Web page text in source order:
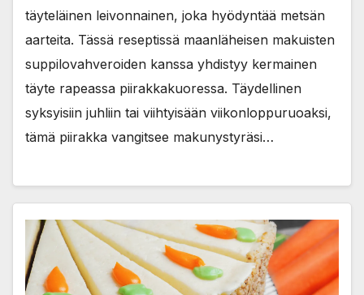
täyteläinen leivonnainen, joka hyödyntää metsän
aarteita. Tässä reseptissä maanläheisen makuisten
suppilovahveroiden kanssa yhdistyy kermainen
täyte rapeassa piirakkakuoressa. Täydellinen
syksyisiin juhliin tai viihtyisään viikonloppuruoaksi,
tämä piirakka vangitsee makunystyräsi…